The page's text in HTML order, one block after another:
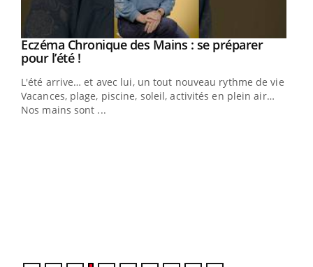
Youtube
Eczéma Chronique des Mains : se préparer
pour l’été !Youtube
L'été arrive… et avec lui, un tout nouveau rythme de vie !
Vacances, plage, piscine, soleil, activités en plein air…
Nos mains sont ...